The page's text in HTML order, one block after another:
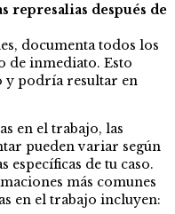
represalias después de
documenta todos los
de inmediato. Esto
y podría resultar en
en el trabajo, las
pueden variar según
específicas de tu caso.
más comunes
en el trabajo incluyen: